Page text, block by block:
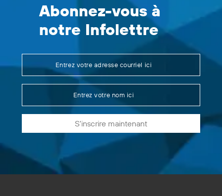
Abonnez-vous à
notre Infolettre
S'inscrire maintenant